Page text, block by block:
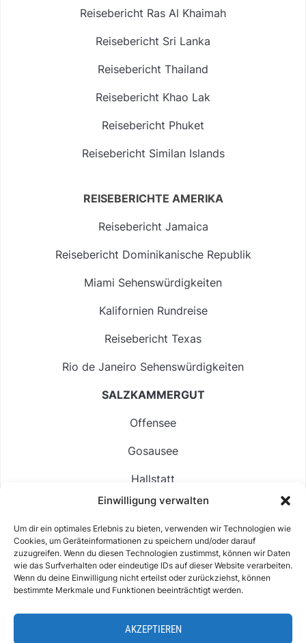
Einwilligung verwalten
Um dir ein optimales Erlebnis zu bieten, verwenden wir Technologien wie
Cookies, um Geräteinformationen zu speichern und/oder darauf
zuzugreifen. Wenn du diesen Technologien zustimmst, können wir Daten
wie das Surfverhalten oder eindeutige IDs auf dieser Website verarbeiten.
Wenn du deine Einwilligung nicht erteilst oder zurückziehst, können
bestimmte Merkmale und Funktionen beeinträchtigt werden.
AKZEPTIEREN
Reisebericht Ras Al Khaimah
Reisebericht Sri Lanka
Reisebericht Thailand
Reisebericht Khao Lak
Reisebericht Phuket
Reisebericht Similan Islands
REISEBERICHTE AMERIKA
Reisebericht Jamaica
Reisebericht Dominikanische Republik
Miami Sehenswürdigkeiten
Kalifornien Rundreise
Reisebericht Texas
Rio de Janeiro Sehenswürdigkeiten
SALZKAMMERGUT
Offensee
Gosausee
Hallstatt
Langbathsee
Altausseer See
Hintersee
IMPRESSUM & KONTAKT